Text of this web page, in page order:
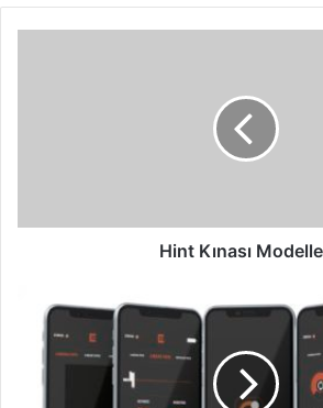
Hint Kınası
İnovasyon’dan
dünyanın
görüntü
işleme